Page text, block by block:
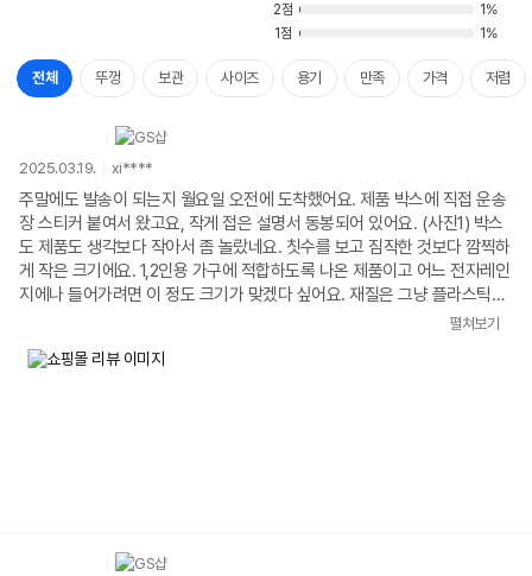
2점
1%
1점
1%
전체 뚜껑 보관 사이즈 용기 만족 가격 저렴
2025.03.19. xi****
주말에도 발송이 되는지 월요일 오전에 도착했어요. 제품 박스에 직접 운송
장 스티커 붙여서 왔고요, 작게 접은 설명서 동봉되어 있어요. (사진1) 박스
도 제품도 생각보다 작아서 좀 놀랐네요. 칫수를 보고 짐작한 것보다 깜찍하
게 작은 크기에요. 1,2인용 가구에 적합하도록 나온 제품이고 어느 전자레인
지에나 들어가려면 이 정도 크기가 맞겠다 싶어요. 재질은 그냥 플라스틱이
파란색 실리콘이네요.(사진2)
펼쳐보기